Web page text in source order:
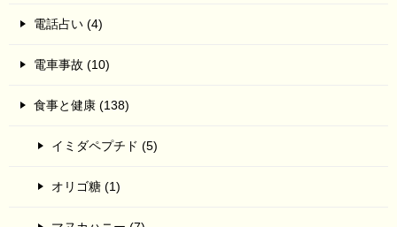
電話占い (4)
電車事故 (10)
食事と健康 (138)
イミダペプチド (5)
オリゴ糖 (1)